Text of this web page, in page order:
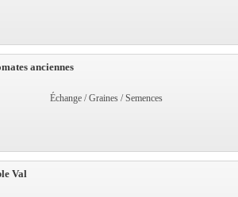
anciennes
Échange / Graines / Semences
Val